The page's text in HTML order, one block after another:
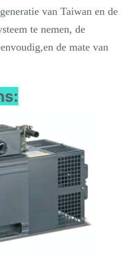
van Taiwan en de
te nemen, de
de mate van